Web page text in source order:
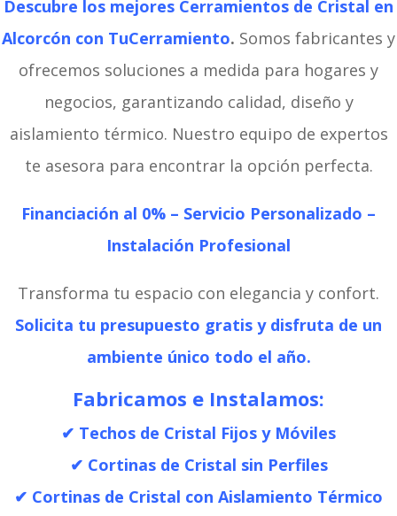
Descubre los mejores Cerramientos de Cristal en
Alcorcón con TuCerramiento. Somos fabricantes y
ofrecemos soluciones a medida para hogares y
negocios, garantizando calidad, diseño y
aislamiento térmico. Nuestro equipo de expertos
te asesora para encontrar la opción perfecta.
Financiación al 0% – Servicio Personalizado –
Instalación Profesional
Transforma tu espacio con elegancia y confort.
Solicita tu presupuesto gratis y disfruta de un
ambiente único todo el año.
Fabricamos e Instalamos:
✔ Techos de Cristal Fijos y Móviles
✔ Cortinas de Cristal sin Perfiles
✔ Cortinas de Cristal con Aislamiento Térmico